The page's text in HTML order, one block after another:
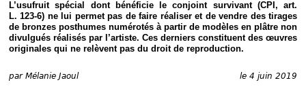
L’usufruit spécial dont bénéficie le conjoint survivant (CPI, art.
L. 123-6) ne lui permet pas de faire réaliser et de vendre des tirages
de bronzes posthumes numérotés à partir de modèles en plâtre non
divulgués réalisés par l’artiste. Ces derniers constituent des œuvres
originales qui ne relèvent pas du droit de reproduction.
par Mélanie Jaoul le 4 juin 2019